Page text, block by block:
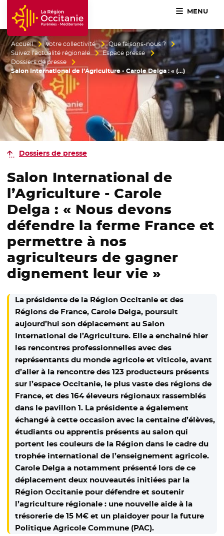
Accueil Région Occitanie / Pyrénées-Méditerranée
MENU
Accueil Votre collectivité
Que faisons-nous ?
Suivez l’actualité régionale
Espace presse
Dossiers de presse
Salon International de l’Agriculture - Carole Delga : « (…)
Dossiers de presse
Salon International de
l’Agriculture - Carole
Delga : « Nous devons
défendre la ferme France et
permettre à nos
agriculteurs de gagner
dignement leur vie »
La présidente de la Région Occitanie et des
Régions de France, Carole Delga, poursuit
aujourd’hui son déplacement au Salon
International de l’Agriculture. Elle a enchainé hier
les rencontres professionnelles avec des
représentants du monde agricole et viticole, avant
d’aller à la rencontre des 123 producteurs présents
sur l’espace Occitanie, le plus vaste des régions de
France, et des 164 éleveurs régionaux rassemblés
dans le pavillon 1. La présidente a également
échangé à cette occasion avec la centaine d’élèves,
étudiants ou apprentis présents au salon qui
portent les couleurs de la Région dans le cadre du
trophée international de l’enseignement agricole.
Carole Delga a notamment présenté lors de ce
déplacement deux nouveautés initiées par la
Région Occitanie pour défendre et soutenir
l’agriculture régionale : une nouvelle aide à la
trésorerie de 15 M€ et un plaidoyer pour la future
Politique Agricole Commune (PAC).